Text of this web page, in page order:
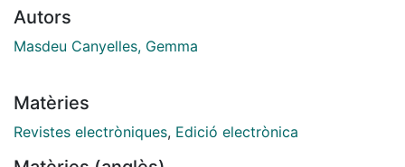
Autors
Masdeu Canyelles, Gemma
Matèries
Revistes electròniques, Edició electrònica